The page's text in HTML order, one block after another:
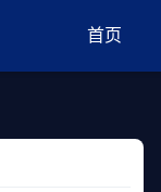
首页